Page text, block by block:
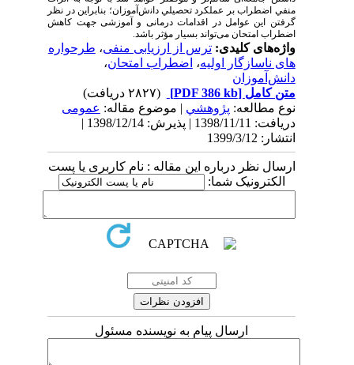
ﻣﻨﻔﻲ اﺿﻄﺮاب ﺑﺮ ﻋﻤﻠﻜﺮد ﺗﺤﺼﻴﻠﻲ داﻧش‌آموزان؛ بنابراین در نظر
گرفتن این عوامل در اقدامات درمانی و آموزشی جهت کاهش
اضطراب امتحان می‌تواند بسیار مؤثر باشد.
واژه‌های کلیدی:ترس از ارزیابی منفی،طرحواره­‌
های ناسازگار اولیه،اضطراب امتحان،
دانش‌آموزان
متن کامل[PDF 386 kb]
نوع مطالعه:پژوهشي| موضوع مقاله:عمومى
دریافت: 1398/11/11 | پذیرش: 1398/12/14 |
انتشار: 1399/3/12
ارسال نظر درباره این مقاله : نام کاربری یا پست
الکترونیک شما:
ارسال پیام به نویسنده مسئول